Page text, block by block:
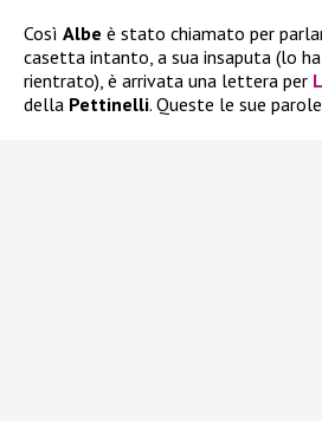
Così Albe è stato chiamato per
casetta intanto, a sua insaputa (lo
rientrato), è arrivata una lettera per
della Pettinelli. Queste le sue